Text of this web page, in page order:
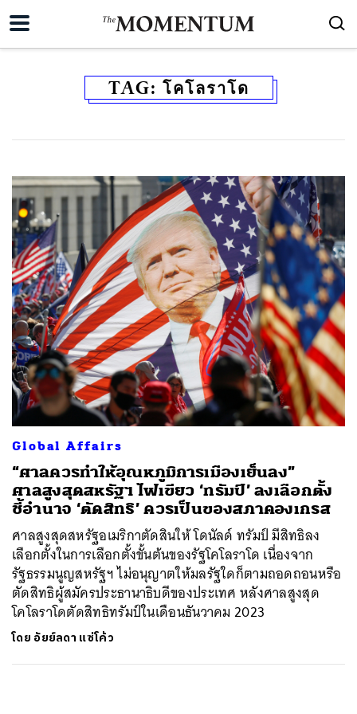
TAG: โคโลราโด
Global Affairs
“ศาลควรทำให้อุณหภูมิการเมืองเย็นลง”
ศาลสูงสุดสหรัฐฯ ไฟเขียว ‘ทรัมป์’ ลงเลือกตั้ง
ชี้อำนาจ ‘ตัดสิทธิ’ ควรเป็นของสภาคองเกรส
ศาลสูงสุดสหรัฐอเมริกาตัดสินให้ โดนัลด์ ทรัมป์ มีสิทธิลง
เลือกตั้งในการเลือกตั้งขั้นต้นของรัฐโคโลราโด เนื่องจาก
รัฐธรรมนูญสหรัฐฯ ไม่อนุญาตให้มลรัฐใดก็ตามถอดถอนหรือ
ตัดสิทธิผู้สมัครประธานาธิบดีของประเทศ หลังศาลสูงสุด
โคโลราโดตัดสิทธิทรัมป์ในเดือนธันวาคม 2023
โดย อัยย์ลดา แซ่โค้ว
ค้นหา
SHARE